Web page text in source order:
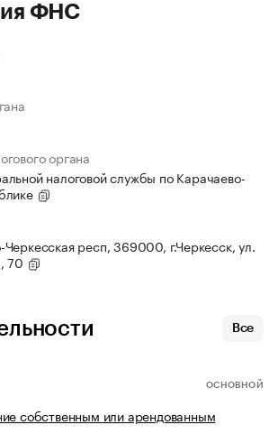
ФНС
органа
налоговой службы по Карачаево-
респ, 369000, г.Черкесск, ул.
70
Все
ОСНОВНОЙ
собственным или арендованным